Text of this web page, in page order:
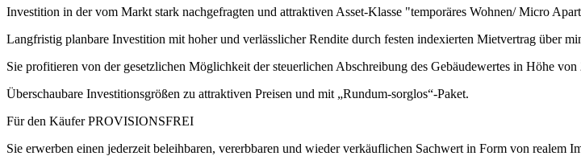
Investition in der vom Markt stark nachgefragten und attraktiven Asset-Klasse "temporäres Wohnen/ Micro
Langfristig planbare Investition mit hoher und verlässlicher Rendite durch festen indexierten Mietvertrag über
Sie profitieren von der gesetzlichen Möglichkeit der steuerlichen Abschreibung des Gebäudewertes in Höhe von
Überschaubare Investitionsgrößen zu attraktiven Preisen und mit „Rundum-sorglos“-Paket.
Für den Käufer PROVISIONSFREI
Sie erwerben einen jederzeit beleihbaren, vererbbaren und wieder verkäuflichen Sachwert in Form von realem